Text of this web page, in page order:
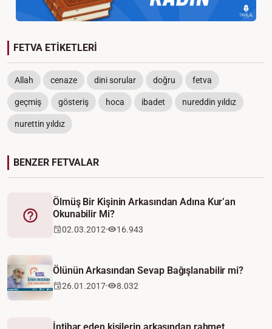
FETVA ETİKETLERİ
Allah cenaze dini sorular doğru fetva
geçmiş gösteriş hoca ibadet nureddin yıldız
nurettin yıldız
BENZER FETVALAR
Fetva
Ölmüş Bir Kişinin Arkasından Adına Kur’an
Okunabilir Mi?
02.03.2012 16.943
Ölünün Arkasından Sevap Bağışlanabilir mi?
26.01.2017 8.032
İntihar eden kişilerin arkasından rahmet